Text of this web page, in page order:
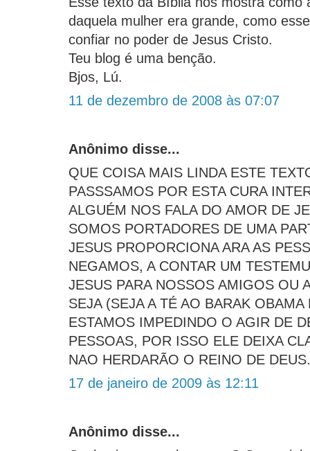
daquela mulher era grande, como
confiar no poder de Jesus Cristo.
Teu blog é uma benção.
Bjos, Lú.
11 de dezembro de 2008 às 07:07
Anônimo disse...
QUE COISA MAIS LINDA ESTE
PASSSAMOS POR ESTA CURA
ALGUÉM NOS FALA DO AMOR DE
SOMOS PORTADORES DE UMA
JESUS PROPORCIONA ARA AS
NEGAMOS, A CONTAR UM
JESUS PARA NOSSOS AMIGOS OU
SEJA (SEJA A TÉ AO BARAK
ESTAMOS IMPEDINDO O AGIR DE
PESSOAS, POR ISSO ELE DEIXA
NAO HERDARÃO O REINO DE
17 de janeiro de 2009 às 12:11
Anônimo disse...